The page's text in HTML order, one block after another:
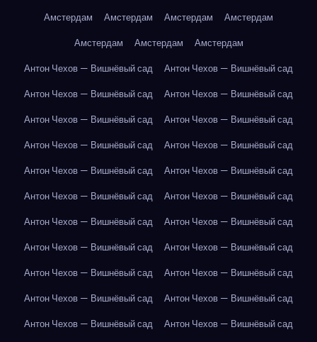
Амстердам
Амстердам Амстердам
Амстердам
Амстердам
Амстердам
Амстердам
Антон Чехов — Вишнёвый сад
Антон Чехов — Вишнёвый сад
Антон Чехов — Вишнёвый сад
Антон Чехов — Вишнёвый сад
Антон Чехов — Вишнёвый сад
Антон Чехов — Вишнёвый сад
Антон Чехов — Вишнёвый сад
Антон Чехов — Вишнёвый сад
Антон Чехов — Вишнёвый сад
Антон Чехов — Вишнёвый сад
Антон Чехов — Вишнёвый сад
Антон Чехов — Вишнёвый сад
Антон Чехов — Вишнёвый сад
Антон Чехов — Вишнёвый сад
Антон Чехов — Вишнёвый сад
Антон Чехов — Вишнёвый сад
Антон Чехов — Вишнёвый сад
Антон Чехов — Вишнёвый сад
Антон Чехов — Вишнёвый сад
Антон Чехов — Вишнёвый сад
Антон Чехов — Вишнёвый сад
Антон Чехов — Вишнёвый сад